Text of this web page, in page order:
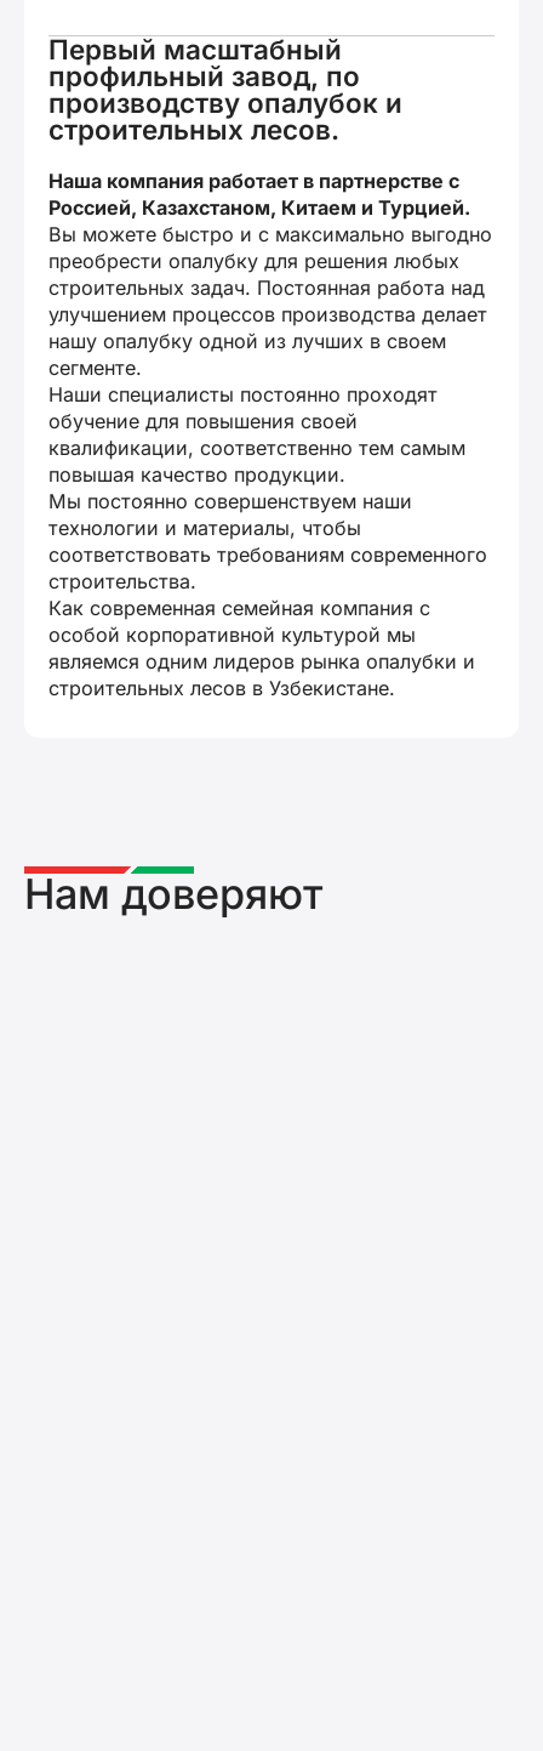
Первый масштабный
профильный завод, по
производству опалубок и
строительных лесов.
Наша компания работает в партнерстве с
Россией, Казахстаном, Китаем и Турцией.
Вы можете быстро и с максимально выгодно
преобрести опалубку для решения любых
строительных задач. Постоянная работа над
улучшением процессов производства делает
нашу опалубку одной из лучших в своем
сегменте.
Наши специалисты постоянно проходят
обучение для повышения своей
квалификации, соответственно тем самым
повышая качество продукции.
Мы постоянно совершенствуем наши
технологии и материалы, чтобы
соответствовать требованиям современного
строительства.
Как современная семейная компания с
особой корпоративной культурой мы
являемся одним лидеров рынка опалубки и
строительных лесов в Узбекистане.
Нам доверяют